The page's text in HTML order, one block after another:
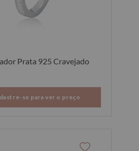
Prata 925 Cravejado
se para ver o preço